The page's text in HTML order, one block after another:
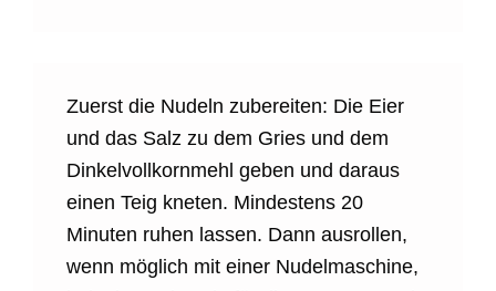
Zuerst die Nudeln zubereiten: Die Eier
und das Salz zu dem Gries und dem
Dinkelvollkornmehl geben und daraus
einen Teig kneten. Mindestens 20
Minuten ruhen lassen. Dann ausrollen,
wenn möglich mit einer Nudelmaschine,